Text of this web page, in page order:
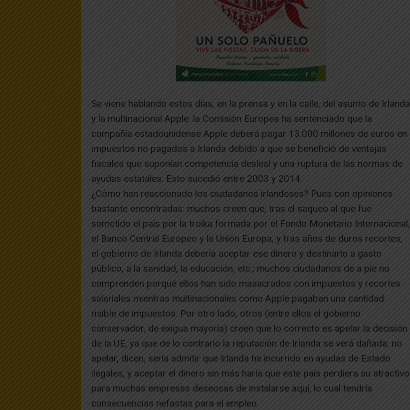
Se viene hablando estos días, en la prensa y en la calle, del asunto de Irlanda
y la multinacional Apple: la Comisión Europea ha sentenciado que la
compañía estadounidense Apple deberá pagar 13.000 millones de euros en
impuestos no pagados a Irlanda debido a que se benefició de ventajas
fiscales que suponían competencia desleal y una ruptura de las normas de
ayudas estatales. Esto sucedió entre 2003 y 2014.
¿Cómo han reaccionado los ciudadanos irlandeses? Pues con opiniones
bastante encontradas: muchos creen que, tras el saqueo al que fue
sometido el país por la troika formada por el Fondo Monetario Internacional,
el Banco Central Europeo y la Unión Europa, y tras años de duros recortes,
el gobierno de Irlanda debería aceptar ese dinero y destinarlo a gasto
público, a la sanidad, la educación, etc.; muchos ciudadanos de a pie no
comprenden porqué ellos han sido masacrados con impuestos y recortes
salariales mientras multinacionales como Apple pagaban una cantidad
risible de impuestos. Por otro lado, otros (entre ellos el gobierno
conservador, de exigua mayoría) creen que lo correcto es apelar la decisión
de la UE, ya que de lo contrario la reputación de Irlanda se verá dañada: no
apelar, dicen, sería admitir que Irlanda ha incurrido en ayudas de Estado
ilegales, y aceptar el dinero sin más haría que este país perdiera su atractivo
para muchas empresas deseosas de instalarse aquí, lo cual tendría
consecuencias nefastas para el empleo.